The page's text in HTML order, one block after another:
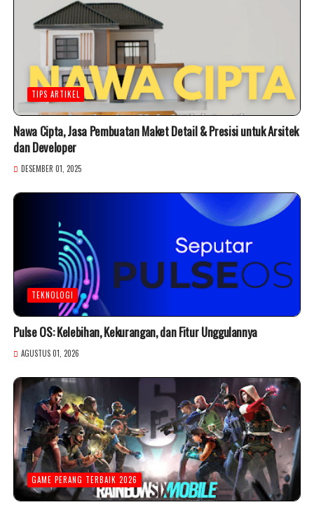
TIPS ARTIKEL
Nawa Cipta, Jasa Pembuatan Maket Detail & Presisi untuk Arsitek
dan Developer
DESEMBER 01, 2025
TEKNOLOGI
Pulse OS: Kelebihan, Kekurangan, dan Fitur Unggulannya
AGUSTUS 01, 2026
GAME PERANG TERBAIK 2026